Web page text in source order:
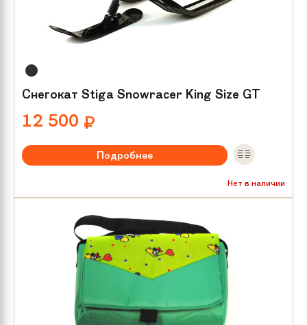
Снегокат Stiga Snowracer King Size GT
12 500 ₽
Подробнее
Нет в наличии